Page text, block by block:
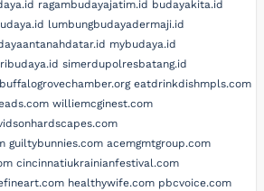
ragambudayajatim.id budayakita.id
lumbungbudayadermaji.id
mybudaya.id
simerdupolresbatang.id
buffalogrovechamber.org eatdrinkdishmpls.com
williemcginest.com
guiltybunnies.com acemgmtgroup.com
cincinnatiukrainianfestival.com
healthywife.com pbcvoice.com